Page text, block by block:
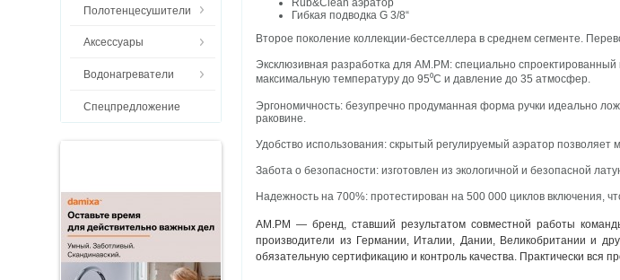
Полотенцесушители
Аксессуары
Водонагреватели
Спецпредложение
Rub&Clean аэратор
Гибкая подводка G 3/8“
Второе поколение коллекции-бестселлера в среднем сегменте.
Эксклюзивная разработка для АМ.РМ: специально
максимальную температуру до 95⁰С и давление до 35 атмосфер.
Эргономичность: безупречно продуманная форма ручки идеально
раковине.
Удобство использования: скрытый регулируемый аэратор позволяет
Забота о безопасности: изготовлен из экологичной и безопасной
Надежность на 700%: протестирован на 500 000 циклов включения,
AM.PM — бренд, ставший результатом совместной работы
производители из Германии, Италии, Дании, Великобритании и
обязательную сертификацию и контроль качества. Практически вся